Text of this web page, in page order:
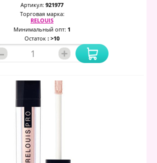
Артикул: 921977
Торговая марка:
RELOUIS
Минимальный опт: 1
Остаток : >10
+